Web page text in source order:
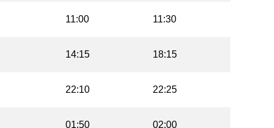
11:00 11:30
14:15 18:15
22:10 22:25
01:50 02:00